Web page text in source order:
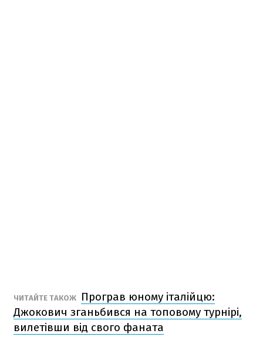
ЧИТАЙТЕ ТАКОЖ
Програв юному італійцю:
Джокович зганьбився на топовому турнірі,
вилетівши від свого фаната